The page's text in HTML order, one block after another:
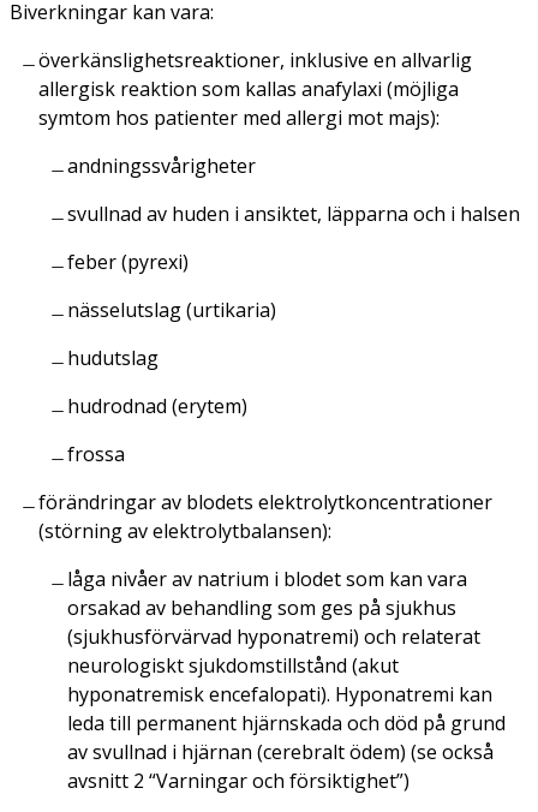
Biverkningar kan vara:
överkänslighetsreaktioner, inklusive en allvarlig
allergisk reaktion som kallas anafylaxi (möjliga
symtom hos patienter med allergi mot majs):
andningssvårigheter
svullnad av huden i ansiktet, läpparna och i halsen
feber (pyrexi)
nässelutslag (urtikaria)
hudutslag
hudrodnad (erytem)
frossa
förändringar av blodets elektrolytkoncentrationer
(störning av elektrolytbalansen):
låga nivåer av natrium i blodet som kan vara
orsakad av behandling som ges på sjukhus
(sjukhusförvärvad hyponatremi) och relaterat
neurologiskt sjukdomstillstånd (akut
hyponatremisk encefalopati). Hyponatremi kan
leda till permanent hjärnskada och död på grund
av svullnad i hjärnan (cerebralt ödem) (se också
avsnitt 2 “Varningar och försiktighet”)